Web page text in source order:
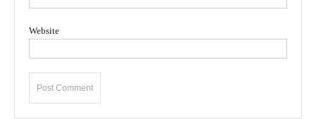
Website